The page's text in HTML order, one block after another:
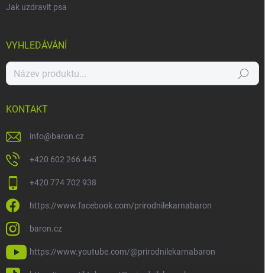
Jak uzdravit psa
VYHLEDÁVÁNÍ
Hledat
KONTAKT
info@baron.cz
+420 602 266 445
+420 774 702 938
https://www.facebook.com/prirodnilekarnabaron
baron.cz
https://www.youtube.com/@prirodnilekarnabaron